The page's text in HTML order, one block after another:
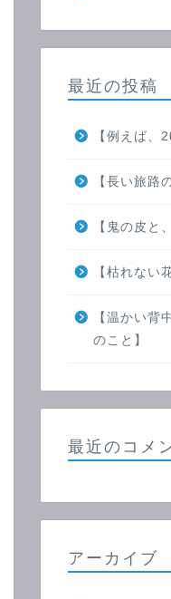
最近の投稿
【例えば、
【長い旅路
【鬼の皮と
【枯れない
【温かい背
のこと】
最近のコメ
アーカイブ